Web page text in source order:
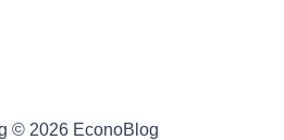
© 2026 EconoBlog